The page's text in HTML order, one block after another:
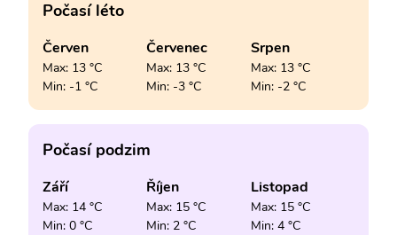
Počasí léto
Červen
Max: 13 °C
Min: -1 °C
Červenec
Max: 13 °C
Min: -3 °C
Srpen
Max: 13 °C
Min: -2 °C
Počasí podzim
Září
Max: 14 °C
Min: 0 °C
Říjen
Max: 15 °C
Min: 2 °C
Listopad
Max: 15 °C
Min: 4 °C